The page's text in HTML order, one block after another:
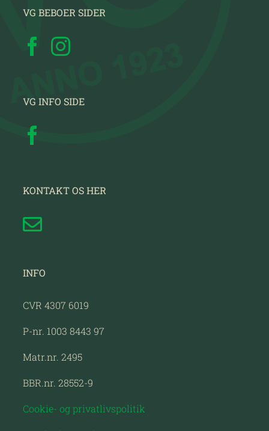
VG BEBOER SIDER
VG INFO SIDE
KONTAKT OS HER
INFO
CVR 4307 6019
P-nr. 1003 8443 97
Matr.nr. 2495
BBR.nr. 28552-9
Cookie- og privatlivspolitik